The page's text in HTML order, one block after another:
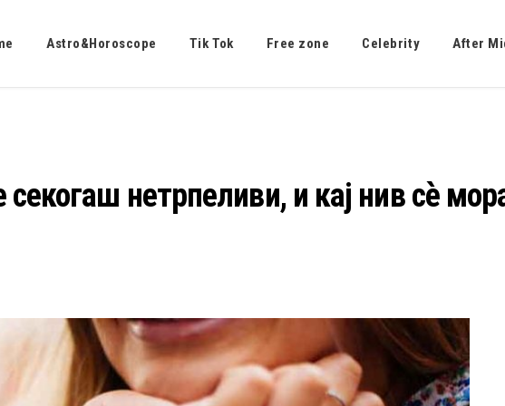
Astro&Horoscope Tik Tok Free zone Celebrity After
нетрпеливи, и кај нив сè